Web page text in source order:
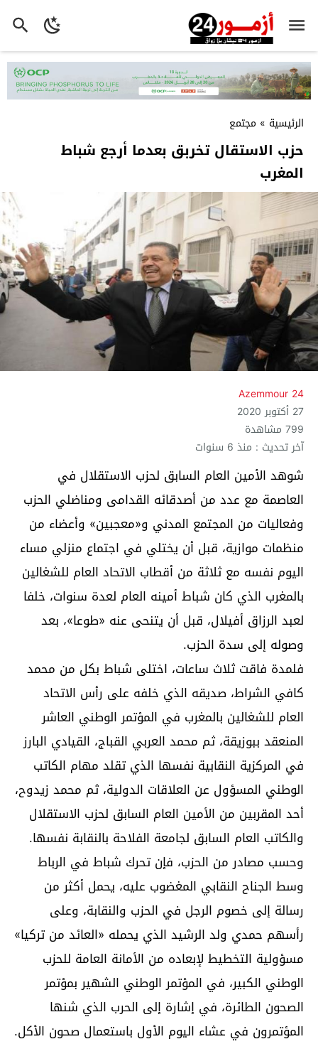
الرئيسية » مجتمع
حزب الاستقال تخربق بعدما أرجع شباط
المغرب
Azemmour 24
27 أكتوبر 2020
799 مشاهدة
آخر تحديث : منذ 6 سنوات
شوهد الأمين العام السابق لحزب الاستقلال في
العاصمة مع عدد من أصدقائه القدامى ومناضلي الحزب
وفعاليات من المجتمع المدني و«معجبين» وأعضاء من
منظمات موازية، قبل أن يختلي في اجتماع منزلي مساء
اليوم نفسه مع ثلاثة من أقطاب الاتحاد العام للشغالين
بالمغرب الذي كان شباط أمينه العام لعدة سنوات، خلفا
لعبد الرزاق أفيلال، قبل أن يتنحى عنه «طوعا»، بعد
وصوله إلى سدة الحزب.
فلمدة فاقت ثلاث ساعات، اختلى شباط بكل من محمد
كافي الشراط، صديقه الذي خلفه على رأس الاتحاد
العام للشغالين بالمغرب في المؤتمر الوطني العاشر
المنعقد ببوزيقة، ثم محمد العربي القباج، القيادي البارز
في المركزية النقابية نفسها الذي تقلد مهام الكاتب
الوطني المسؤول عن العلاقات الدولية، ثم محمد زيدوح،
أحد المقربين من الأمين العام السابق لحزب الاستقلال
والكاتب العام السابق لجامعة الفلاحة بالنقابة نفسها.
وحسب مصادر من الحزب، فإن تحرك شباط في الرباط
وسط الجناح النقابي المغضوب عليه، يحمل أكثر من
رسالة إلى خصوم الرجل في الحزب والنقابة، وعلى
رأسهم حمدي ولد الرشيد الذي يحمله «العائد من تركيا»
مسؤولية التخطيط لإبعاده من الأمانة العامة للحزب
الوطني الكبير، في المؤتمر الوطني الشهير بمؤتمر
الصحون الطائرة، في إشارة إلى الحرب الذي شنها
المؤتمرون في عشاء اليوم الأول باستعمال صحون الأكل.